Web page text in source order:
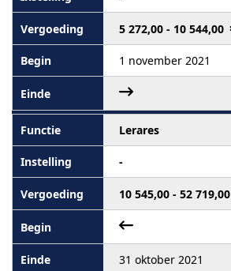
5 272,00 - 10 544,00
1 november 2021
Lerares
-
10 545,00 - 52 719,00
31 oktober 2021